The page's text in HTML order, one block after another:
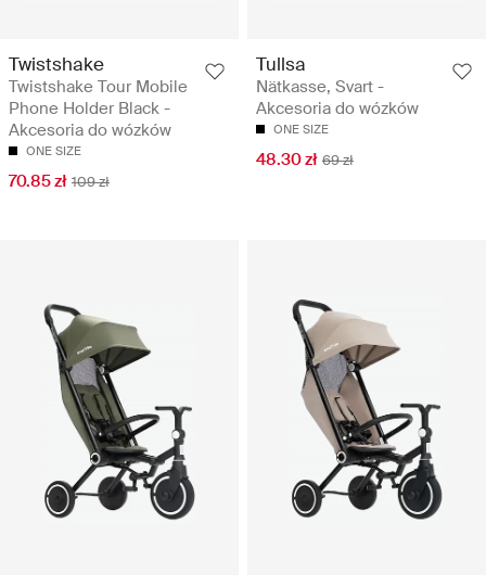
Twistshake
Twistshake Tour Mobile
Phone Holder Black -
Akcesoria do wózków
ONE SIZE
70.85 zł 109 zł
Tullsa
Nätkasse, Svart -
Akcesoria do wózków
ONE SIZE
48.30 zł 69 zł